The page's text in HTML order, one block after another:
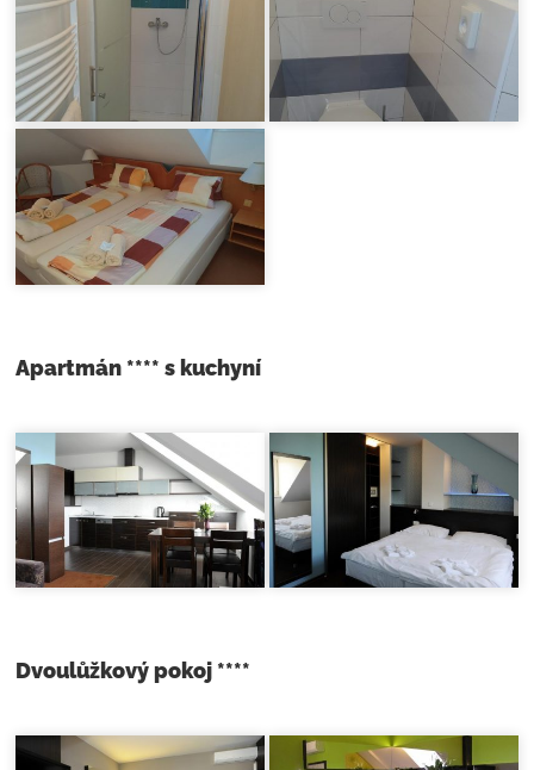
Apartmán **** s kuchyní
Dvoulůžkový pokoj ****